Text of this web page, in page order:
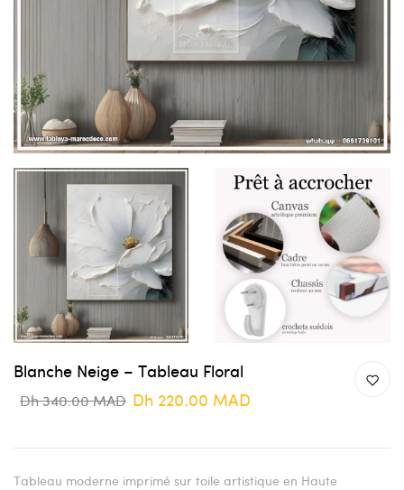
Blanche Neige – Tableau Floral
Dh 340.00 MAD Dh 220.00 MAD
Tableau moderne imprimé sur toile artistique en Haute